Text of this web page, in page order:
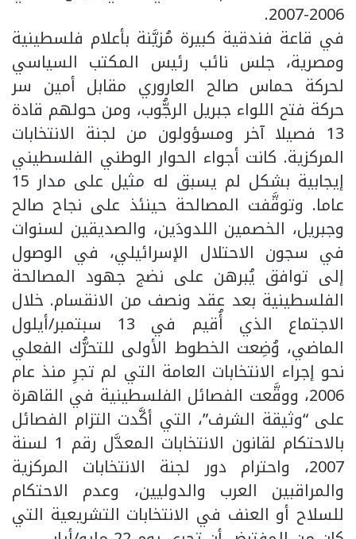
2006-2007.
في قاعة فندقية كبيرة مُزيَّنة بأعلام فلسطينية
ومصرية، جلس نائب رئيس المكتب السياسي
لحركة حماس صالح العاروري مقابل أمين سر
حركة فتح اللواء جبريل الرجُّوب، ومن حولهم قادة
13 فصيلا آخر ومسؤولون من لجنة الانتخابات
المركزية. كانت أجواء الحوار الوطني الفلسطيني
إيجابية بشكل لم يسبق له مثيل على مدار 15
عاما. وتوقَّفت المصالحة حينئذ على نجاح صالح
وجبريل، الخصمين اللدودَين، والصديقين لسنوات
في سجون الاحتلال الإسرائيلي، في الوصول
إلى توافق يُبرهن على نضج جهود المصالحة
الفلسطينية بعد عقد ونصف من الانقسام. خلال
الاجتماع الذي أُقيم في 13 سبتمبر/أيلول
الماضي، وُضِعت الخطوط الأولى للتحرُّك الفعلي
نحو إجراء الانتخابات العامة التي لم تجرِ منذ عام
2006، ووقَّعت الفصائل الفلسطينية في القاهرة
على “وثيقة الشرف”، التي أكَّدت التزام الفصائل
بالاحتكام لقانون الانتخابات المعدَّل رقم 1 لسنة
2007، واحترام دور لجنة الانتخابات المركزية
والمراقبين العرب والدوليين، وعدم الاحتكام
للسلاح أو العنف في الانتخابات التشريعية التي